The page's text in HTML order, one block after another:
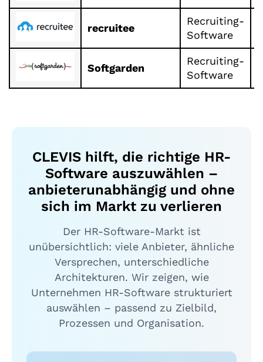
recruitee
Recruiting-
Software
Softgarden
Recruiting-
Software
CLEVIS hilft, die richtige HR-
Software auszuwählen –
anbieterunabhängig und ohne
sich im Markt zu verlieren
Der HR-Software-Markt ist
unübersichtlich: viele Anbieter, ähnliche
Versprechen, unterschiedliche
Architekturen. Wir zeigen, wie
Unternehmen HR-Software strukturiert
auswählen – passend zu Zielbild,
Prozessen und Organisation.